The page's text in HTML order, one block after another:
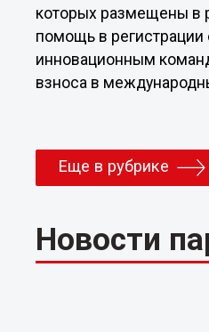
которых размещены в
помощь в регистрации
инновационным
взноса в
Еще в рубрике
Новости